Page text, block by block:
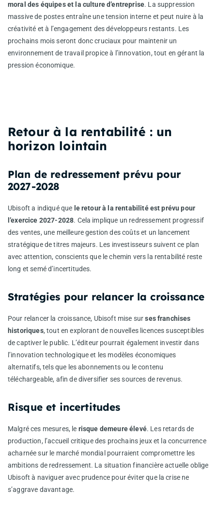
moral des équipes et la culture d’entreprise. La suppression
massive de postes entraîne une tension interne et peut nuire à la
créativité et à l’engagement des développeurs restants. Les
prochains mois seront donc cruciaux pour maintenir un
environnement de travail propice à l’innovation, tout en gérant la
pression économique.
Retour à la rentabilité : un
horizon lointain
Plan de redressement prévu pour
2027-2028
Ubisoft a indiqué que le retour à la rentabilité est prévu pour
l’exercice 2027-2028. Cela implique un redressement progressif
des ventes, une meilleure gestion des coûts et un lancement
stratégique de titres majeurs. Les investisseurs suivent ce plan
avec attention, conscients que le chemin vers la rentabilité reste
long et semé d’incertitudes.
Stratégies pour relancer la croissance
Pour relancer la croissance, Ubisoft mise surses franchises
historiques, tout en explorant de nouvelles licences susceptibles
de captiver le public. L’éditeur pourrait également investir dans
l’innovation technologique et les modèles économiques
alternatifs, tels que les abonnements ou le contenu
téléchargeable, afin de diversifier ses sources de revenus.
Risque et incertitudes
Malgré ces mesures, le risque demeure élevé. Les retards de
production, l’accueil critique des prochains jeux et la concurrence
acharnée sur le marché mondial pourraient compromettre les
ambitions de redressement. La situation financière actuelle oblige
Ubisoft à naviguer avec prudence pour éviter que la crise ne
s’aggrave davantage.